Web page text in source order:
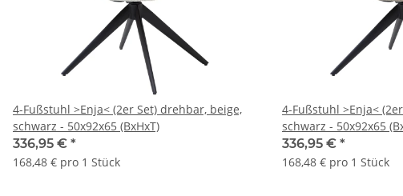
4-Fußstuhl >Enja< (2er Set) drehbar, beige,
schwarz - 50x92x65 (BxHxT)
336,95 € *
168,48 € pro 1 Stück
4-Fußstuhl >Enja<
schwarz - 50x92x65
336,95 € *
168,48 € pro 1 Stück